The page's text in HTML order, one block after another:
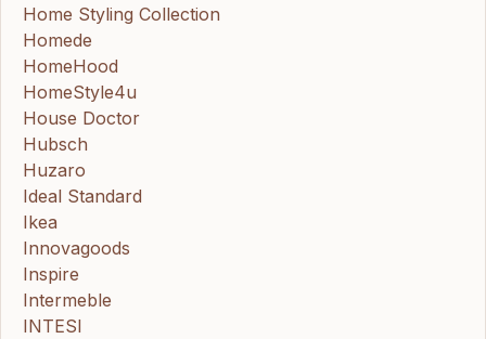
Home Styling Collection
Homede
HomeHood
HomeStyle4u
House Doctor
Hubsch
Huzaro
Ideal Standard
Ikea
Innovagoods
Inspire
Intermeble
INTESI